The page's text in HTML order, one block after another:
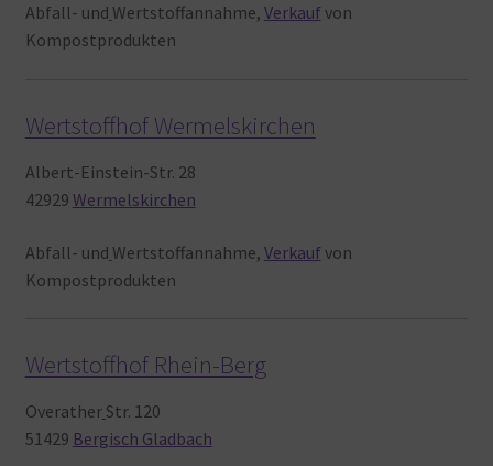
Abfall- und Wertstoffannahme, Verkauf von
Kompostprodukten
Wertstoffhof Wermelskirchen
Albert-Einstein-Str. 28
42929 Wermelskirchen
Abfall- und Wertstoffannahme, Verkauf von
Kompostprodukten
Wertstoffhof Rhein-Berg
Overather Str. 120
51429 Bergisch Gladbach